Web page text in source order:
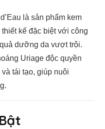
là sản phẩm kem
kế đặc biệt với công
dưỡng da vượt trội.
Uriage độc quyền
tái tạo, giúp nuôi